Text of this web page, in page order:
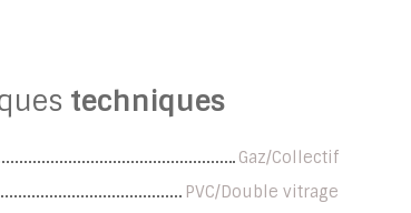
techniques
Gaz/Collectif
PVC/Double vitrage